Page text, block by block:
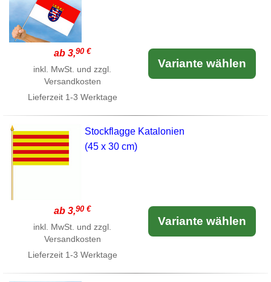
ab 3,90 €
inkl. MwSt. und zzgl.
Versandkosten
Lieferzeit 1-3 Werktage
Variante wählen
Stockflagge Katalonien
(45 x 30 cm)
ab 3,90 €
inkl. MwSt. und zzgl.
Versandkosten
Lieferzeit 1-3 Werktage
Variante wählen